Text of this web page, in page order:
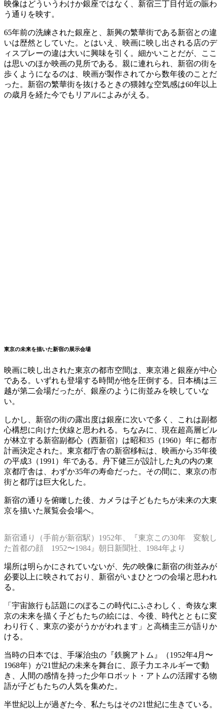
映像はどういうわけか銀座ではなく、新宿三丁目付近の賑わ
う通りを映す。
65年前の洗練された銀座と、新興の繁華街である新宿との違
いは歴然としていた。とはいえ、映画に映し出される店のデ
ィスプレーの違は大いに興味を引く。細かいことだが、ここ
は思いのほか映画の見所である。親に連れられ、新宿の街を
歩くようになるのは、映画が製作されてから数年後のことだ
った。新宿の繁華街を抜けるときの猥雑な空気感は60年以上
の歳月を経た今でもリアルによみがえる。
東京の未来を描いた新宿の展示会場
映画に映し出された東京の都市空間は、東京港と銀座が中心
である。いずれも登場する時間が他を圧倒する。日本橋は三
越が第二会場だったが、銀座のように街並みを映していな
い。
しかし、新宿の街の露出度は銀座に次いで多く、これは副都
心構想に向けた伏線と思われる。ちなみに、現在超高層ビル
が林立する新宿副都心（西新宿）は昭和35（1960）年に都市
計画決定された。東京都庁舎の新宿移転は、映画から35年後
の平成3（1991）年である。丹下健三が設計した丸の内の東
京都庁舎は、わずか35年の寿命だった。その間に、東京の市
街と都庁は巨大化した。
新宿の通りを俯瞰した後、カメラは子どもたちが未来の大東
京を描いた展覧会会場へ。
新宿通り（手前が新宿駅）1952年、『東京この30年 変貌し
た首都の顔 1952〜1984』朝日新聞社、1984年より
場所は明らかにされていないが、先の映像に新宿の街並みが
必要以上に映されており、新宿がいまひとつの会場と思われ
る。
「宇宙旅行も話題にのぼるこの時代にふさわしく、奇抜な東
京の未来を描く子どもたちの絵には、今後、時代とともに変
わり行く、東京の姿がうかがわれます」と高橋圭三が語りか
ける。
当時の日本では、手塚治虫の『鉄腕アトム』（1952年4月〜
1968年）が21世紀の未来を舞台に、原子力エネルギーで動
き、人間の感情を持った少年ロボット・アトムの活躍する物
語が子どもたちの人気を集めた。
半世紀以上が過ぎた今、私たちはその21世紀に生きている。